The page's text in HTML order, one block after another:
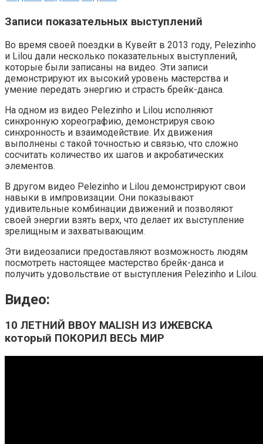
Записи показательных выступлений
Во время своей поездки в Кувейт в 2013 году, Pelezinho
и Lilou дали несколько показательных выступлений,
которые были записаны на видео. Эти записи
демонстрируют их высокий уровень мастерства и
умение передать энергию и страсть брейк-данса.
На одном из видео Pelezinho и Lilou исполняют
синхронную хореографию, демонстрируя свою
синхронность и взаимодействие. Их движения
выполнены с такой точностью и связью, что сложно
сосчитать количество их шагов и акробатических
элементов.
В другом видео Pelezinho и Lilou демонстрируют свои
навыки в импровизации. Они показывают
удивительные комбинации движений и позволяют
своей энергии взять верх, что делает их выступление
зрелищным и захватывающим.
Эти видеозаписи предоставляют возможность людям
посмотреть настоящее мастерство брейк-данса и
получить удовольствие от выступления Pelezinho и Lilou.
Видео:
10 ЛЕТНИЙ BBOY MALISH ИЗ ИЖЕВСКА
который ПОКОРИЛ ВЕСЬ МИР